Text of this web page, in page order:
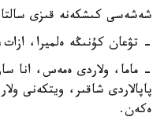
شەشەسى كىشكەنە قىزى
- تۋعان كۇنىڭە ەلميرا،
- ماما، ولاردى ەمەس، انا
پاپالاردى شاقىر، ويتكەنى
ەكەن.